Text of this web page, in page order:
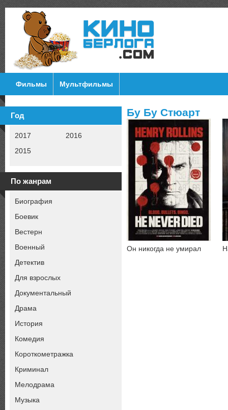
Фильмы Мультфильмы
Год
2017
2016
2015
По жанрам
Биография
Боевик
Вестерн
Военный
Детектив
Для взрослых
Документальный
Драма
История
Комедия
Короткометражка
Криминал
Мелодрама
Музыка
Бу Бу Стюарт
Он никогда не умирал